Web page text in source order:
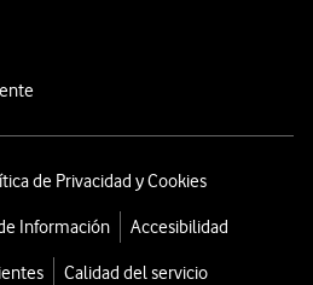
de Privacidad y Cookies
Información Accesibilidad
Calidad del servicio